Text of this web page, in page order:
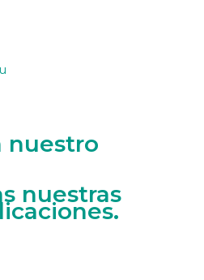
nuestro
nuestras